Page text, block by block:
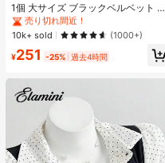
1個 大サイズ ブラックベルベット リ
ボン ヘアクリップ クリスタルライン
ストーン装飾付き、エレガントな二
重レイヤー フロック加工リボン レデ
ィース用
売り切れ間近！
#1 ベストセラー
売り切れ間近！
#1 ベストセラー
売り切れ間近！
#1 ベストセラー
売り切れ間近！
10k+ sold (1000+)
¥251 -25% 過去4時間